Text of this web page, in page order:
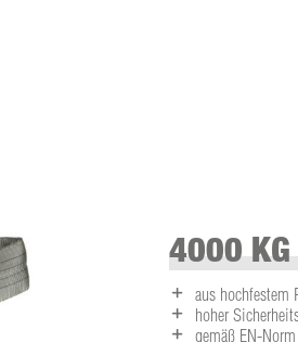
4000 KG
aus hochfestem
hoher
gemäß EN-